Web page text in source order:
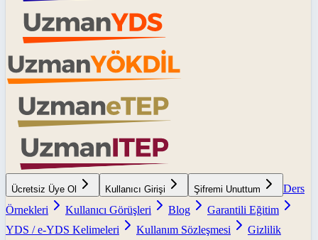
Ücretsiz Üye Ol Kullanıcı Girişi Şifremi Unuttum
Ders
Örnekleri
Kullanıcı Görüşleri Blog
Garantili Eğitim
YDS / e-YDS Kelimeleri
Kullanım Sözleşmesi
Gizlilik